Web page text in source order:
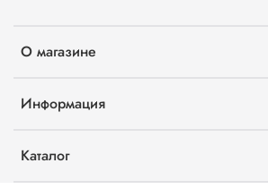
О магазине
Информация
Каталог